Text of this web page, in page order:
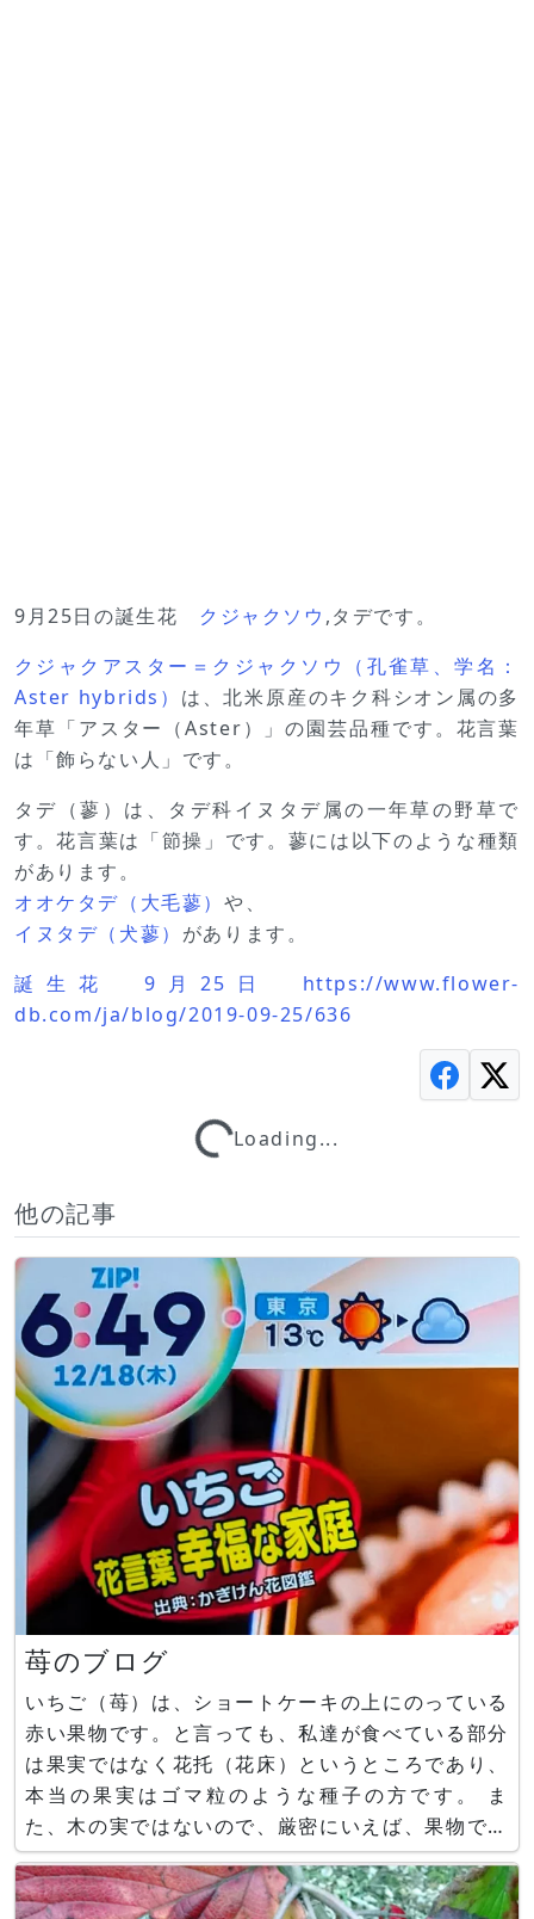
9月25日の誕生花 クジャクソウ ,タデです。
クジャクアスター＝クジャクソウ（孔雀草、学名：
Aster hybrids） は、北米原産のキク科シオン属の多
年草「アスター（Aster）」の園芸品種です。花言葉
は「飾らない人」です。
タデ（蓼）は、タデ科イヌタデ属の一年草の野草で
す。花言葉は「節操」です。蓼には以下のような種類
があります。
オオケタデ（大毛蓼） や、
イヌタデ（犬蓼） があります。
誕生花 9月25日 https://www.flower-
db.com/ja/blog/2019-09-25/636
Loading...
Loading...
他の記事
苺のブログ
いちご（苺）は、ショートケーキの上にのっている
赤い果物です。と言っても、私達が食べている部分
は果実ではなく花托（花床）というところであり、
本当の果実はゴマ粒のような種子の方です。 ま
た、木の実ではないので、厳密にいえば、果物では
なく野菜ですが、日本の市場では果物として扱かわ
れます。 苺の学名は、Fragaria × ananassaと言